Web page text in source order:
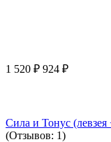
1 520 ₽ 924 ₽
Сила и Тонус
(Отзывов: 1)